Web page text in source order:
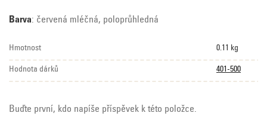
Barva: červená mléčná, poloprůhledná
Hmotnost 0.11 kg
Hodnota dárků 401-500
Buďte první, kdo napíše příspěvek k této položce.